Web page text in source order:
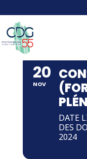
20
NOV
DATE
DES
2024